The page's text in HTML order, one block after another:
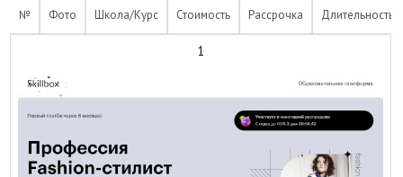
№ Фото Школа/Курс Стоимость Рассрочка Длительность
1